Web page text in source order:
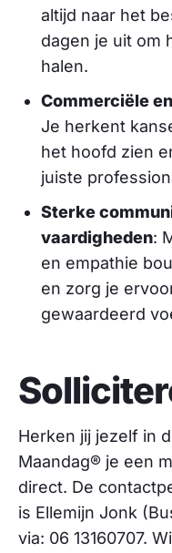
altijd naar het
dagen je uit om
halen.​
Commerciële
Je herkent
het hoofd zien
juiste
Sterke
vaardigheden:
en empathie
en zorg je
gewaardeerd
Herken jij jezelf in
Maandag® je een
direct. De
is Ellemijn Jonk
via: 06 13160707.